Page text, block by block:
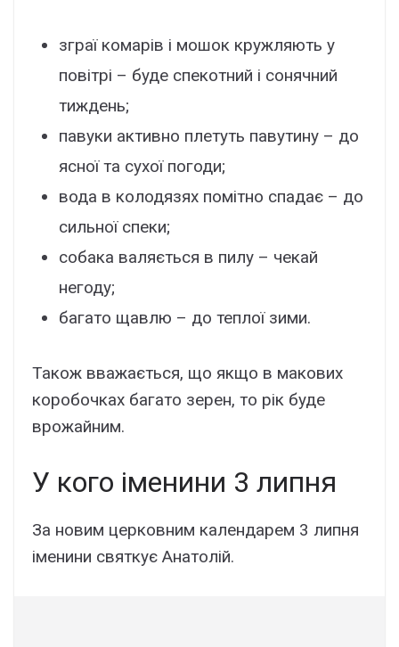
зграї комарів і мошок кружляють у
повітрі – буде спекотний і сонячний
тиждень;
павуки активно плетуть павутину – до
ясної та сухої погоди;
вода в колодязях помітно спадає – до
сильної спеки;
собака валяється в пилу – чекай
негоду;
багато щавлю – до теплої зими.
Також вважається, що якщо в макових
коробочках багато зерен, то рік буде
врожайним.
У кого іменини 3 липня
За новим церковним календарем 3 липня
іменини святкує Анатолій.